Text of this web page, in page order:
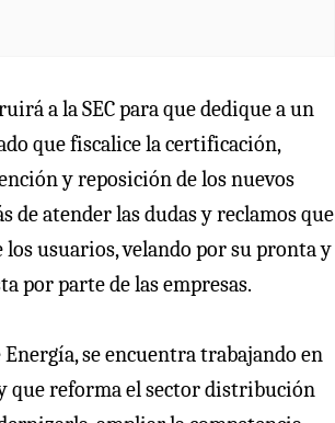
a la SEC para que dedique a un
que fiscalice la certificación,
y reposición de los nuevos
de atender las dudas y reclamos que
los usuarios, velando por su pronta y
por parte de las empresas.
se encuentra trabajando en
que reforma el sector distribución